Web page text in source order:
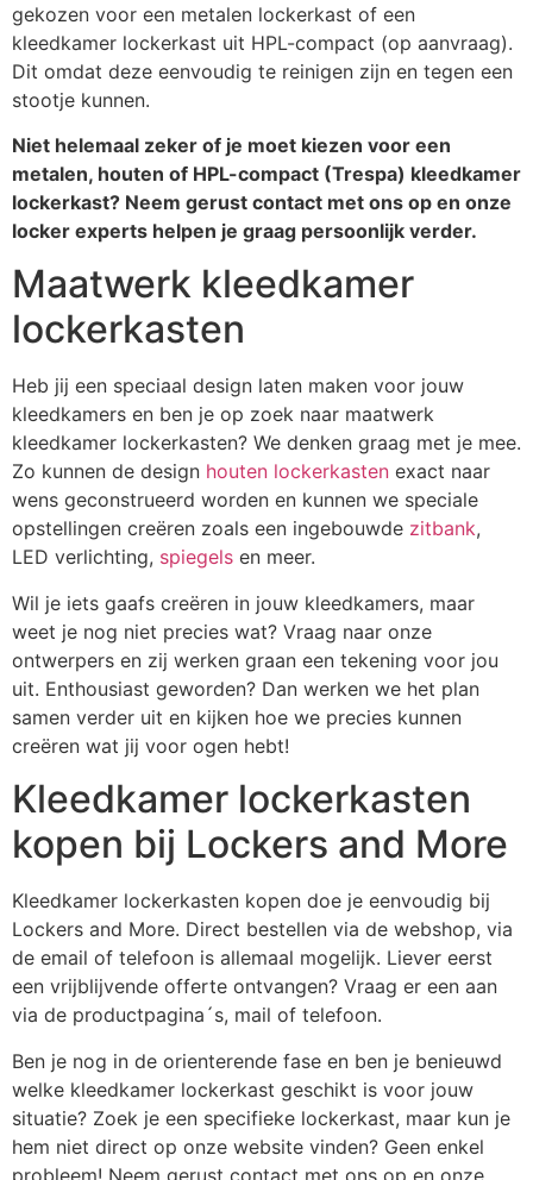
gekozen voor een metalen lockerkast of een
kleedkamer lockerkast uit HPL-compact (op aanvraag).
Dit omdat deze eenvoudig te reinigen zijn en tegen een
stootje kunnen.
Niet helemaal zeker of je moet kiezen voor een
metalen, houten of HPL-compact (Trespa) kleedkamer
lockerkast? Neem gerust contact met ons op en onze
locker experts helpen je graag persoonlijk verder.
Maatwerk kleedkamer
lockerkasten
Heb jij een speciaal design laten maken voor jouw
kleedkamers en ben je op zoek naar maatwerk
kleedkamer lockerkasten? We denken graag met je mee.
Zo kunnen de design houten lockerkasten exact naar
wens geconstrueerd worden en kunnen we speciale
opstellingen creëren zoals een ingebouwde zitbank,
LED verlichting, spiegels en meer.
Wil je iets gaafs creëren in jouw kleedkamers, maar
weet je nog niet precies wat? Vraag naar onze
ontwerpers en zij werken graan een tekening voor jou
uit. Enthousiast geworden? Dan werken we het plan
samen verder uit en kijken hoe we precies kunnen
creëren wat jij voor ogen hebt!
Kleedkamer lockerkasten
kopen bij Lockers and More
Kleedkamer lockerkasten kopen doe je eenvoudig bij
Lockers and More. Direct bestellen via de webshop, via
de email of telefoon is allemaal mogelijk. Liever eerst
een vrijblijvende offerte ontvangen? Vraag er een aan
via de productpagina´s, mail of telefoon.
Ben je nog in de orienterende fase en ben je benieuwd
welke kleedkamer lockerkast geschikt is voor jouw
situatie? Zoek je een specifieke lockerkast, maar kun je
hem niet direct op onze website vinden? Geen enkel
probleem! Neem gerust contact met ons op en onze